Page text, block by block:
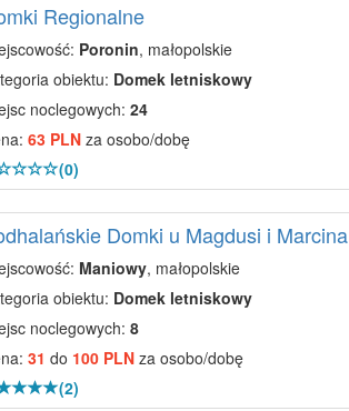
Regionalne
Poronin, małopolskie
obiektu: Domek letniskowy
noclegowych: 24
63 PLNza osobo/dobę
(0)
Domki u Magdusi i Marcina
Maniowy, małopolskie
obiektu: Domek letniskowy
noclegowych: 8
31 do 100 PLNza osobo/dobę
(2)